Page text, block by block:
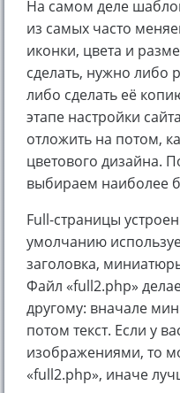
На самом деле
из самых часто
иконки, цвета и
сделать, нужно либо
либо сделать её
этапе настройки
отложить на потом,
цветового дизайна.
выбираем наиболее
Full-страницы
умолчанию
заголовка,
Файл «full2.php»
другому: вначале
потом текст. Если у
изображениями, то
«full2.php», иначе